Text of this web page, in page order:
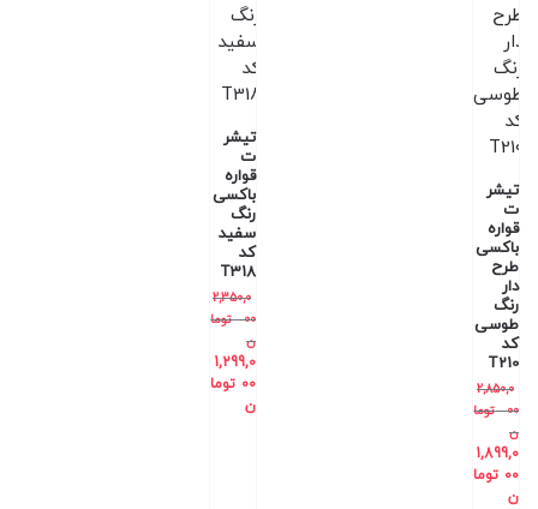
تیشر
ت
قواره
باکسی
طرح
دار
رنگ
طوسی
کد
T210
2,850,0
00
توما
ن
1,899,0
00 توما
ن
تیشر
ت
قواره
باکسی
رنگ
سفید
کد
T318
2,350,0
00
توما
ن
1,299,0
00 توما
ن